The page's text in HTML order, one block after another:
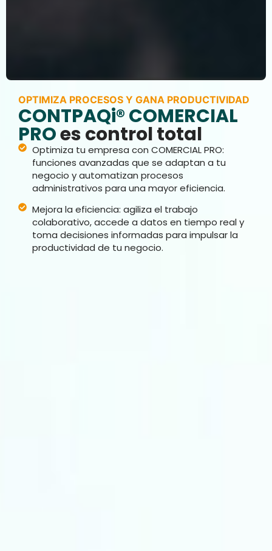
OPTIMIZA PROCESOS Y GANA PRODUCTIVIDAD
CONTPAQi® COMERCIAL
PROes control total
Optimiza tu empresa con COMERCIAL PRO:
funciones avanzadas que se adaptan a tu
negocio y automatizan procesos
administrativos para una mayor eficiencia.
Mejora la eficiencia: agiliza el trabajo
colaborativo, accede a datos en tiempo real y
toma decisiones informadas para impulsar la
productividad de tu negocio.